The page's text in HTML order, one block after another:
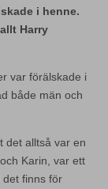
i henne.
Harry
var förälskade i
både män och
det alltså var en
Karin, var ett
det finns för